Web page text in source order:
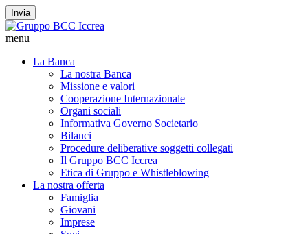
Invia
menu
La Banca
La nostra Banca
Missione e valori
Cooperazione Internazionale
Organi sociali
Informativa Governo Societario
Bilanci
Procedure deliberative soggetti collegati
Il Gruppo BCC Iccrea
Etica di Gruppo e Whistleblowing
La nostra offerta
Famiglia
Giovani
Imprese